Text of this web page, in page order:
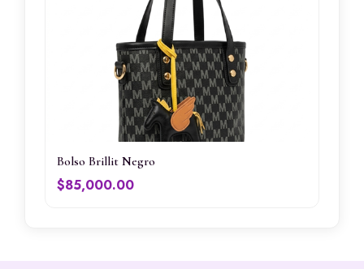
Bolso Brillit Negro
$85,000.00